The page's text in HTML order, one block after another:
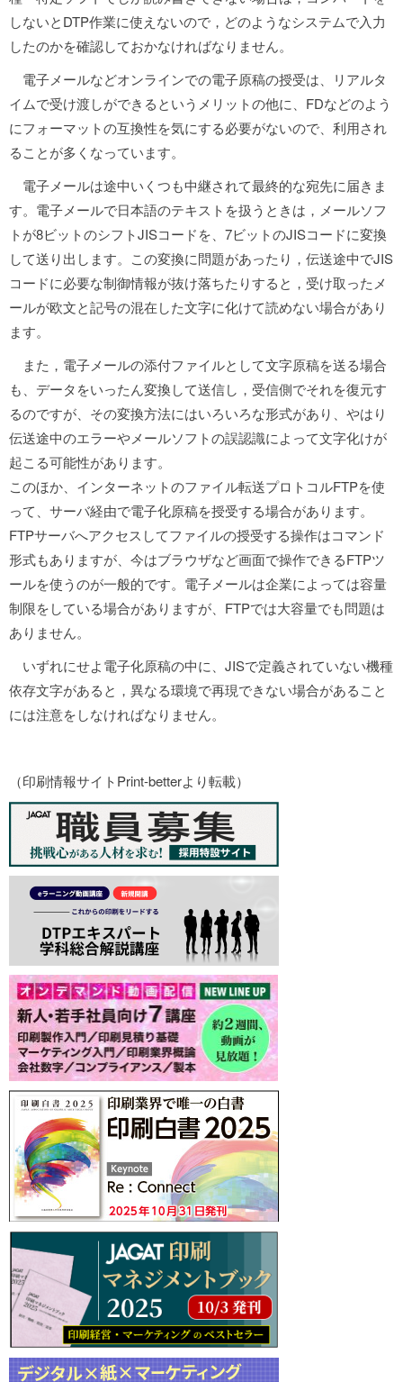
しないとDTP作業に使えないので，どのようなシステムで入力
したのかを確認しておかなければなりません。
電子メールなどオンラインでの電子原稿の授受は、リアルタ
イムで受け渡しができるというメリットの他に、FDなどのよう
にフォーマットの互換性を気にする必要がないので、利用され
ることが多くなっています。
電子メールは途中いくつも中継されて最終的な宛先に届きま
す。電子メールで日本語のテキストを扱うときは，メールソフ
トが8ビットのシフトJISコードを、7ビットのJISコードに変換
して送り出します。この変換に問題があったり，伝送途中でJIS
コードに必要な制御情報が抜け落ちたりすると，受け取ったメ
ールが欧文と記号の混在した文字に化けて読めない場合があり
ます。
また，電子メールの添付ファイルとして文字原稿を送る場合
も、データをいったん変換して送信し，受信側でそれを復元す
るのですが、その変換方法にはいろいろな形式があり、やはり
伝送途中のエラーやメールソフトの誤認識によって文字化けが
起こる可能性があります。
このほか、インターネットのファイル転送プロトコルFTPを使
って、サーバ経由で電子化原稿を授受する場合があります。
FTPサーバへアクセスしてファイルの授受する操作はコマンド
形式もありますが、今はブラウザなど画面で操作できるFTPツ
ールを使うのが一般的です。電子メールは企業によっては容量
制限をしている場合がありますが、FTPでは大容量でも問題は
ありません。
いずれにせよ電子化原稿の中に、JISで定義されていない機種
依存文字があると，異なる環境で再現できない場合があること
には注意をしなければなりません。
（印刷情報サイトPrint-betterより転載）